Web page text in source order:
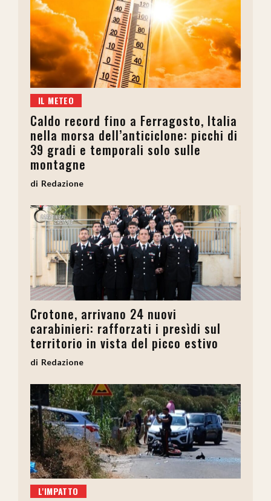
IL METEO
Caldo record fino a Ferragosto, Italia
nella morsa dell’anticiclone: picchi di
39 gradi e temporali solo sulle
montagne
Redazione
Crotone, arrivano 24 nuovi
carabinieri: rafforzati i presìdi sul
territorio in vista del picco estivo
Redazione
L'IMPATTO